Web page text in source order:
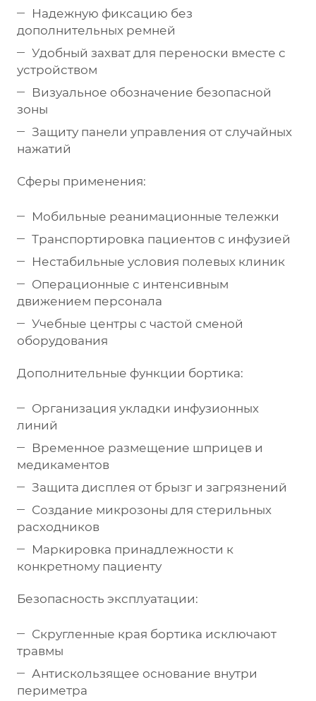
Надежную фиксацию без
дополнительных ремней
Удобный захват для переноски вместе с
устройством
Визуальное обозначение безопасной
зоны
Защиту панели управления от случайных
нажатий
Сферы применения:
Мобильные реанимационные тележки
Транспортировка пациентов с инфузией
Нестабильные условия полевых клиник
Операционные с интенсивным
движением персонала
Учебные центры с частой сменой
оборудования
Дополнительные функции бортика:
Организация укладки инфузионных
линий
Временное размещение шприцев и
медикаментов
Защита дисплея от брызг и загрязнений
Создание микрозоны для стерильных
расходников
Маркировка принадлежности к
конкретному пациенту
Безопасность эксплуатации:
Скругленные края бортика исключают
травмы
Антискользящее основание внутри
периметра